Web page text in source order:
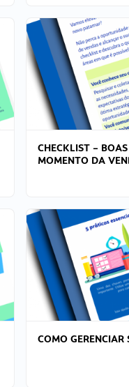
CHECKLIST –
MOMENTO DA
COMO GERENCIAR